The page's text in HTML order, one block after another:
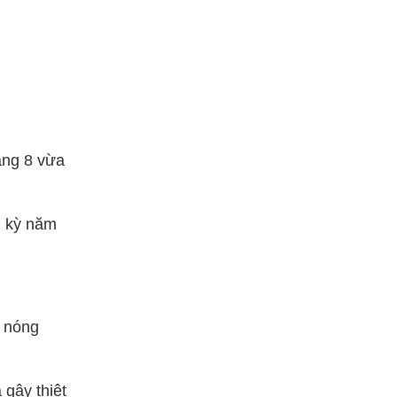
8 vừa
kỳ năm
gây thiệt